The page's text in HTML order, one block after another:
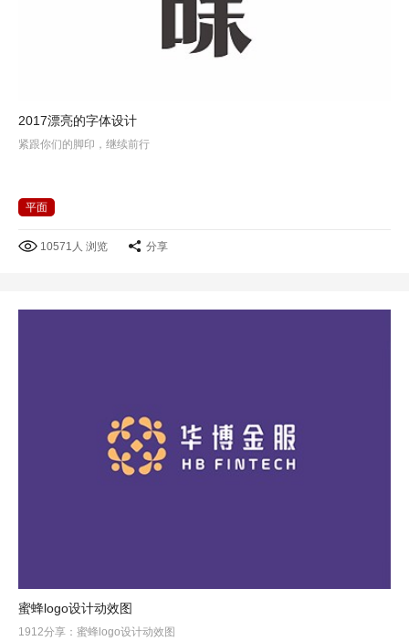
2017漂亮的字体设计
紧跟你们的脚印，继续前行
平面
10571人 浏览 分享
蜜蜂logo设计动效图
1912分享：蜜蜂logo设计动效图